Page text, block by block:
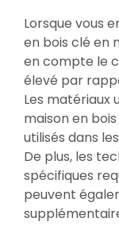
Lorsque vous
en bois clé en
en compte le
élevé par
Les matériaux
maison en
utilisés dans
De plus, les
spécifiques
peuvent